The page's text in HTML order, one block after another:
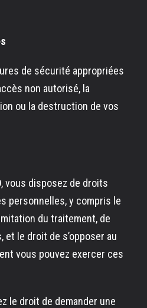
de sécurité appropriées
non autorisé, la
ou la destruction de vos
vous disposez de droits
personnelles, y compris le
du traitement, de
le droit de s’opposer au
vous pouvez exercer ces
le droit de demander une